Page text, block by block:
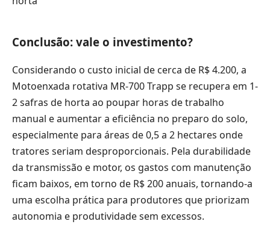
Conclusão: vale o investimento?
Considerando o custo inicial de cerca de R$ 4.200, a
Motoenxada rotativa MR-700 Trapp se recupera em 1-
2 safras de horta ao poupar horas de trabalho
manual e aumentar a eficiência no preparo do solo,
especialmente para áreas de 0,5 a 2 hectares onde
tratores seriam desproporcionais. Pela durabilidade
da transmissão e motor, os gastos com manutenção
ficam baixos, em torno de R$ 200 anuais, tornando-a
uma escolha prática para produtores que priorizam
autonomia e produtividade sem excessos.